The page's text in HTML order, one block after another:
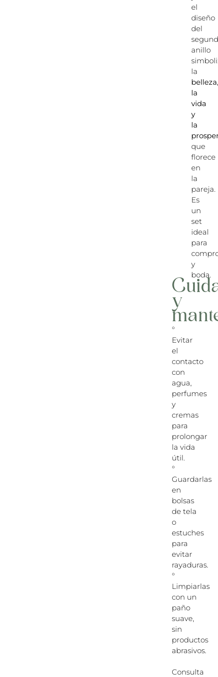
el
diseño
del
anillo
la
belleza,
la
vida
y
la
que
florece
en
la
pareja.
Es
un
set
ideal
para
y
boda.
y
°
Evitar
el
contacto
con
agua,
perfumes
y
cremas
para
prolongar
la vida
útil.
°
Guardarlas
en
bolsas
de tela
o
estuches
para
evitar
rayaduras.
°
Limpiarlas
con un
paño
suave,
sin
productos
abrasivos.
Consulta